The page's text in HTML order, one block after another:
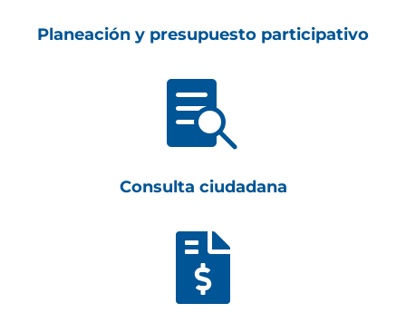
Planeación y presupuesto participativo

Consulta ciudadana
